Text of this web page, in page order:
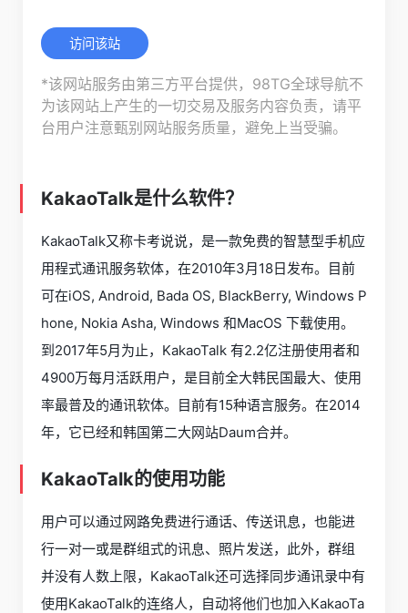
访问该站
*该网站服务由第三方平台提供，98TG全球导航不
为该网站上产生的一切交易及服务内容负责，请平
台用户注意甄别网站服务质量，避免上当受骗。
KakaoTalk是什么软件？
KakaoTalk又称卡考说说，是一款免费的智慧型手机应
用程式通讯服务软体，在2010年3月18日发布。目前
可在iOS, Android, Bada OS, BlackBerry, Windows P
hone, Nokia Asha, Windows 和MacOS 下载使用。
到2017年5月为止，KakaoTalk 有2.2亿注册使用者和
4900万每月活跃用户，是目前全大韩民国最大、使用
率最普及的通讯软体。目前有15种语言服务。在2014
年，它已经和韩国第二大网站Daum合并。
KakaoTalk的使用功能
用户可以通过网路免费进行通话、传送讯息，也能进
行一对一或是群组式的讯息、照片发送，此外，群组
并没有人数上限，KakaoTalk还可选择同步通讯录中有
使用KakaoTalk的连络人，自动将他们也加入KakaoTa